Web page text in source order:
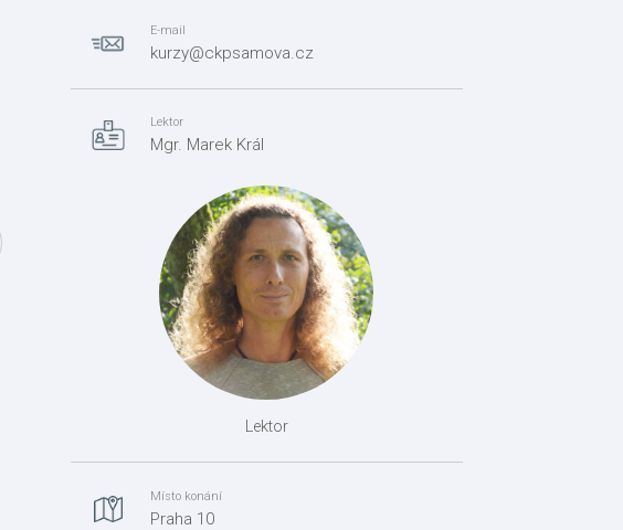
E-mail
kurzy@ckpsamova.cz
Lektor
Mgr. Marek Král
Lektor
Místo konání
Praha 10